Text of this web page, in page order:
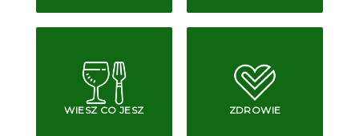
WIESZ CO JESZ ZDROWIE